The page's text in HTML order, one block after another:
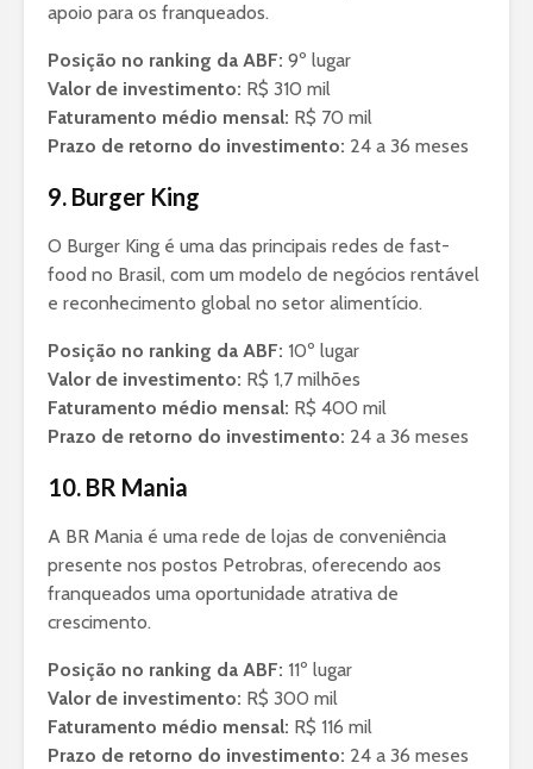
apoio para os franqueados.
Posição no ranking da ABF: 9º lugar
Valor de investimento: R$ 310 mil
Faturamento médio mensal: R$ 70 mil
Prazo de retorno do investimento: 24 a 36 meses
9. Burger King
O Burger King é uma das principais redes de fast-
food no Brasil, com um modelo de negócios rentável
e reconhecimento global no setor alimentício.
Posição no ranking da ABF: 10º lugar
Valor de investimento: R$ 1,7 milhões
Faturamento médio mensal: R$ 400 mil
Prazo de retorno do investimento: 24 a 36 meses
10. BR Mania
A BR Mania é uma rede de lojas de conveniência
presente nos postos Petrobras, oferecendo aos
franqueados uma oportunidade atrativa de
crescimento.
Posição no ranking da ABF: 11º lugar
Valor de investimento: R$ 300 mil
Faturamento médio mensal: R$ 116 mil
Prazo de retorno do investimento: 24 a 36 meses